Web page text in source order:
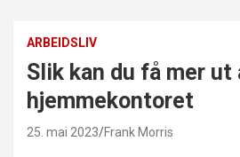
ARBEIDSLIV
Slik kan du få mer ut
hjemmekontoret
25. mai 2023 Frank Morris